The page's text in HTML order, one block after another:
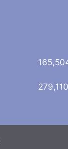
279,110